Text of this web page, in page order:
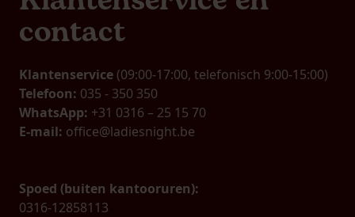
contact
Klantenservice (09:00-17:00, telefonisch 9:00-15:00)
Telefoon: 035 - 350 350
WhatsApp: +31 0316 – 25 15 70
E-mail: office@ladiesnight.be
Spoed (buiten kantooruren):
0316-12858113